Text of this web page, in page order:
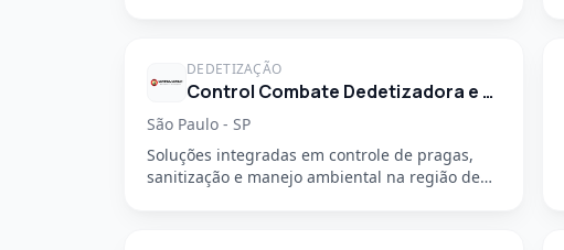
DEDETIZAÇÃO
Control Combate Dedetizadora e Desentupidora
São Paulo - SP
Soluções integradas em controle de pragas,
sanitização e manejo ambiental na região de